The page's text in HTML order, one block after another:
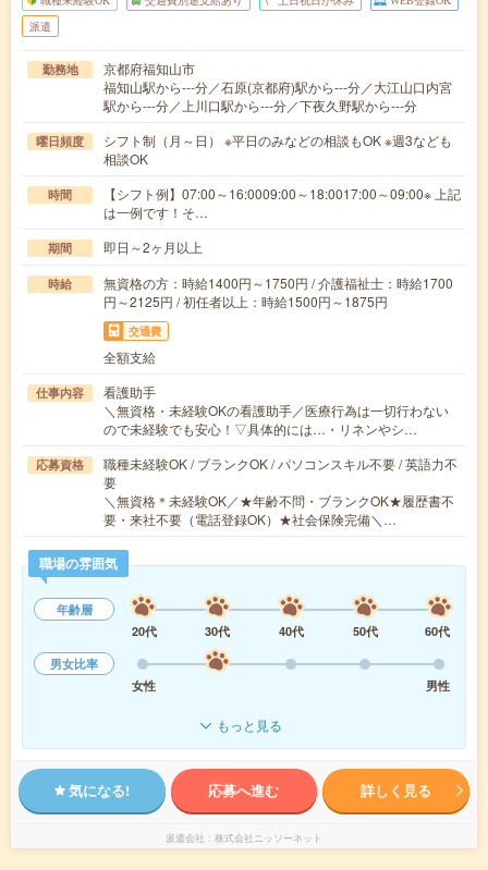
派遣
勤務地
京都府福知山市
福知山駅から---分／石原(京都府)駅から---分／大江山口内宮
駅から---分／上川口駅から---分／下夜久野駅から---分
曜日頻度
シフト制（月～日） ※平日のみなどの相談もOK ※週3なども
相談OK
時間
【シフト例】07:00～16:0009:00～18:0017:00～09:00※ 上記
は一例です！そ…
期間 即日～2ヶ月以上
時給
無資格の方：時給1400円～1750円 / 介護福祉士：時給1700
円～2125円 / 初任者以上：時給1500円～1875円
交通費
全額支給
仕事内容
看護助手
＼無資格・未経験OKの看護助手／医療行為は一切行わない
ので未経験でも安心！▽具体的には…・リネンやシ…
応募資格
職種未経験OK / ブランクOK / パソコンスキル不要 / 英語力不
要
＼無資格＊未経験OK／★年齢不問・ブランクOK★履歴書不
要・来社不要（電話登録OK）★社会保険完備＼…
職場の雰囲気
年齢層
20代
30代 40代 50代
60代
男女比率
女性
男性
もっと見る
気になる! 応募へ進む 詳しく見る
派遣会社 株式会社ニッソーネット